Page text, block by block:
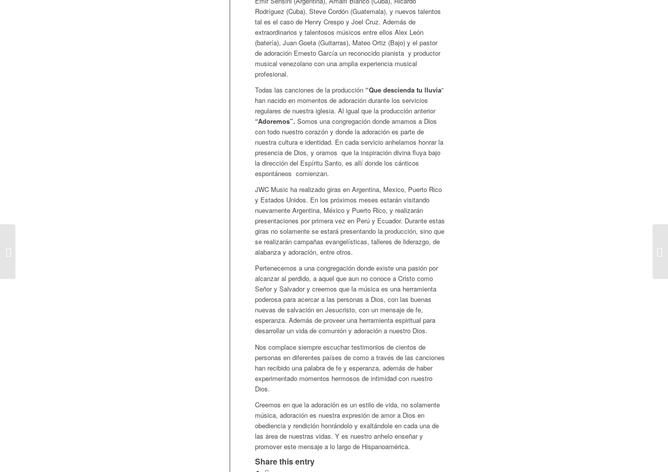
Rodríguez (Cuba), Steve Cordón (Guatemala), y nuevos talentos
tal es el caso de Henry Crespo y Joel Cruz. Además de
extraordinarios y talentosos músicos entre ellos Alex León
(batería), Juan Goeta (Guitarras), Mateo Ortiz (Bajo) y el pastor
de adoración Ernesto García un reconocido pianista y productor
musical venezolano con una amplia experiencia musical
profesional.
Todas las canciones de la producción “Que descienda tu lluvia”
han nacido en momentos de adoración durante los servicios
regulares de nuestra iglesia. Al igual que la producción anterior
“Adoremos”. Somos una congregación donde amamos a Dios
con todo nuestro corazón y donde la adoración es parte de
nuestra cultura e identidad. En cada servicio anhelamos honrar la
presencia de Dios, y oramos que la inspiración divina fluya bajo
la dirección del Espíritu Santo, es allí donde los cánticos
espontáneos comienzan.
JWC Music ha realizado giras en Argentina, Mexico, Puerto Rico
y Estados Unidos. En los próximos meses estarán visitando
nuevamente Argentina, México y Puerto Rico, y realizarán
presentaciones por primera vez en Perú y Ecuador. Durante estas
giras no solamente se estará presentando la producción, sino que
se realizarán campañas evangelísticas, talleres de liderazgo, de
alabanza y adoración, entre otros.
Pertenecemos a una congregación donde existe una pasión por
alcanzar al perdido, a aquel que aun no conoce a Cristo como
Señor y Salvador y creemos que la música es una herramienta
poderosa para acercar a las personas a Dios, con las buenas
nuevas de salvación en Jesucristo, con un mensaje de fe,
esperanza. Además de proveer una herramienta espiritual para
desarrollar un vida de comunión y adoración a nuestro Dios.
Nos complace siempre escuchar testimonios de cientos de
personas en diferentes países de como a través de las canciones
han recibido una palabra de fe y esperanza, además de haber
experimentado momentos hermosos de intimidad con nuestro
Dios.
Creemos en que la adoración es un estilo de vida, no solamente
música, adoración es nuestra expresión de amor a Dios en
obediencia y rendición honrándolo y exaltándole en cada una de
las área de nuestras vidas. Y es nuestro anhelo enseñar y
promover este mensaje a lo largo de Hispanoamérica.
Share this entry